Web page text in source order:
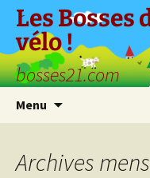
Aller
contenu
Les Bosses
vélo !
bosses21.com
Menu
Archives